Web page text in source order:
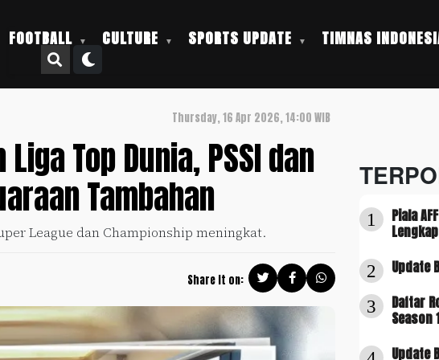
FOOTBALL CULTURE SPORTS UPDATE TIMNAS
Thursday, 16 Apr 2026, 14:00 WIB
Top Dunia, PSSI dan
Tambahan
League dan Championship meningkat.
Share it on:
1
Piala
Lengkap
2 Update
3
Daftar
Season
Update